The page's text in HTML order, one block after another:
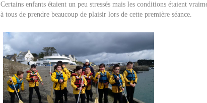
Certains enfants étaient un peu stressés mais les conditions étaient
à tous de prendre beaucoup de plaisir lors de cette première séance.